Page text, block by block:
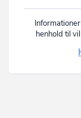
henhold til